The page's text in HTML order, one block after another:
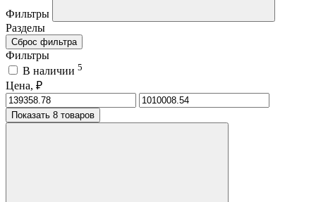
Фильтры
Разделы
Сброс фильтра
Фильтры
В наличии 5
Цена, ₽
Показать 8 товаров